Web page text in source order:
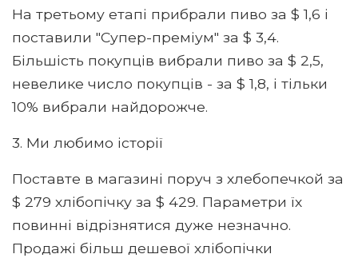
На третьому етапі прибрали пиво за $ 1,6 і
поставили "Супер-преміум" за $ 3,4.
Більшість покупців вибрали пиво за $ 2,5,
невелике число покупців - за $ 1,8, і тільки
10% вибрали найдорожче.
3. Ми любимо історії
Поставте в магазині поруч з хлебопечкой за
$ 279 хлібопічку за $ 429. Параметри їх
повинні відрізнятися дуже незначно.
Продажі більш дешевої хлібопічки